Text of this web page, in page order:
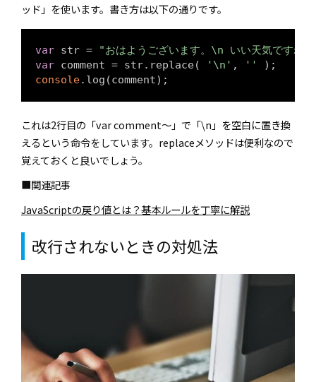
ッド」を使います。書き方は以下の通りです。
var str =
"おはようございます。\n いい天気ですね"
var comment = str.replace( '\n' , ''
console.log(comment);
これは2行目の「var comment～」で「\n」を空白に置き換
えるという命令をしています。replaceメソッドは便利なので
覚えておくと良いでしょう。
■関連記事
JavaScriptの戻り値とは？基本ルールを丁寧に解説
改行されないときの対処法